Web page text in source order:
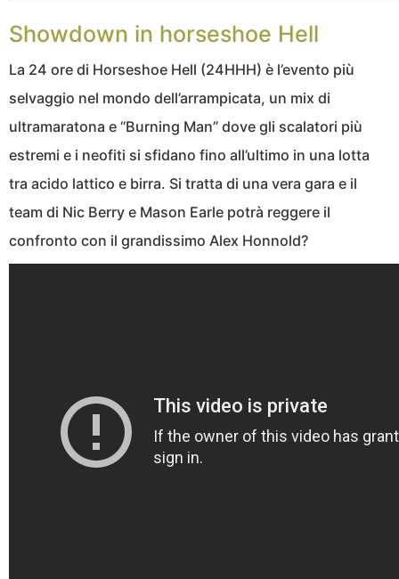
Showdown in horseshoe Hell
La 24 ore di Horseshoe Hell (24HHH) è l’evento più
selvaggio nel mondo dell’arrampicata, un mix di
ultramaratona e “Burning Man” dove gli scalatori più
estremi e i neofiti si sfidano fino all’ultimo in una lotta
tra acido lattico e birra. Si tratta di una vera gara e il
team di Nic Berry e Mason Earle potrà reggere il
confronto con il grandissimo Alex Honnold?